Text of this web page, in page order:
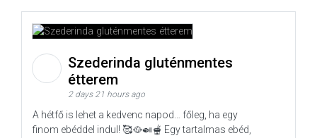
Szederinda gluténmentes
étterem
2 days 21 hours ago
A hétfő is lehet a kedvenc napod… főleg, ha egy
finom ebéddel indul! 🥰🥘🍛🫕 Egy tartalmas ebéd,